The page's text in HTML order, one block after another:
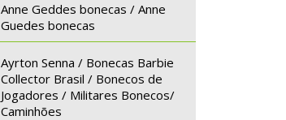
Anne Geddes bonecas / Anne
Guedes bonecas
Ayrton Senna / Bonecas Barbie
Collector Brasil / Bonecos de
Jogadores / Militares Bonecos/
Caminhões